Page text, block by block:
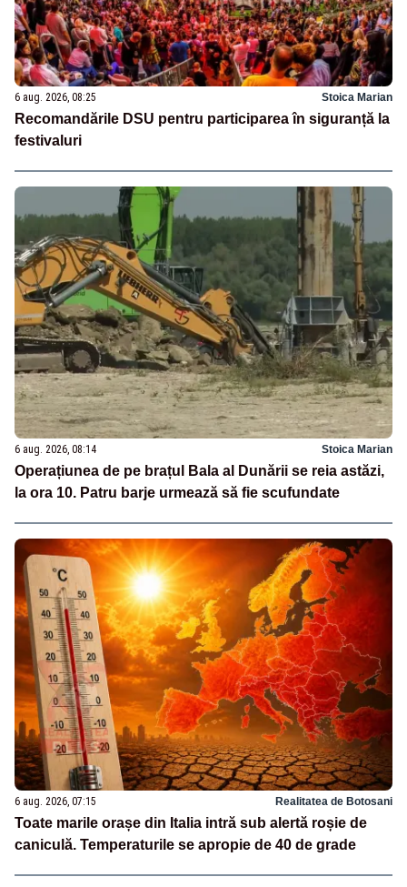
6 aug. 2026, 08:25 Stoica Marian
Recomandările DSU pentru participarea în siguranță la
festivaluri
6 aug. 2026, 08:14 Stoica Marian
Operațiunea de pe brațul Bala al Dunării se reia astăzi,
la ora 10. Patru barje urmează să fie scufundate
6 aug. 2026, 07:15 Realitatea de Botosani
Toate marile orașe din Italia intră sub alertă roșie de
caniculă. Temperaturile se apropie de 40 de grade